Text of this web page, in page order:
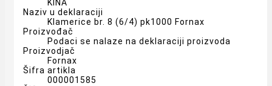
KINA
Naziv u deklaraciji
Klamerice br. 8 (6/4) pk1000 Fornax
Proizvođač
Podaci se nalaze na deklaraciji proizvoda
Proizvodjač
Fornax
Šifra artikla
000001585